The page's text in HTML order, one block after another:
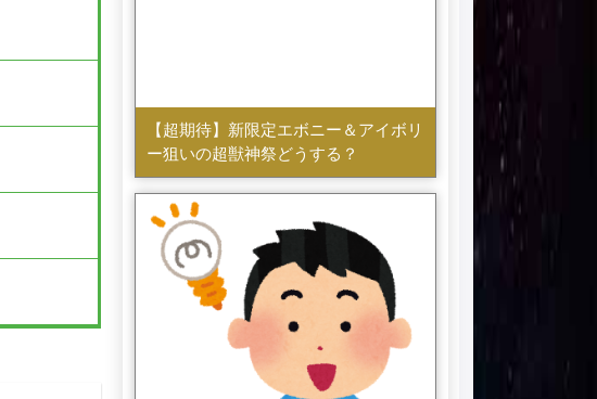
【超期待】新限定エボニー＆アイボリ
ー狙いの超獣神祭どうする？